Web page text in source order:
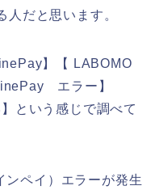
人だと思います。
】【 LABOMO
エラー】
という感じで調べて
ペイ）エラーが発生